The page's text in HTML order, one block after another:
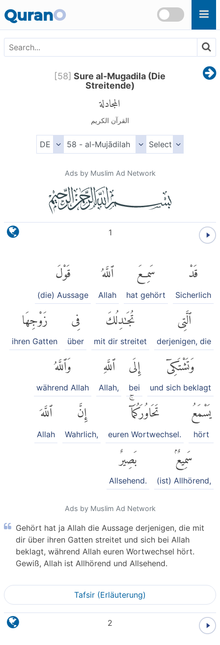
QuranO
[58] Sure al-Mugadila (Die
Streitende)
المجادلة
القرآن الكريم
Ads by Muslim Ad Network
1
قَدْ
Sicherlich
سَمِعَ
hat gehört
ٱللَّهُ
Allah
قَوْلَ
(die) Aussage
ٱلَّتِى
derjenigen, die
تُجَٰدِلُكَ
mit dir streitet
فِى
über
زَوْجِهَا
ihren Gatten
وَتَشْتَكِىٓ
und sich beklagt
إِلَى
bei
ٱللَّهِ
Allah,
وَٱللَّهُ
während Allah
يَسْمَعُ
hört
تَحَاوُرَكُمَآۚ
euren Wortwechsel.
إِنَّ
Wahrlich,
ٱللَّهَ
Allah
سَمِيعٌۢ
(ist) Allhörend,
بَصِيرٌ
Allsehend.
Ads by Muslim Ad Network
Gehört hat ja Allah die Aussage derjenigen, die mit
dir über ihren Gatten streitet und sich bei Allah
beklagt, während Allah euren Wortwechsel hört.
Gewiß, Allah ist Allhörend und Allsehend.
Tafsir (Erläuterung)
2